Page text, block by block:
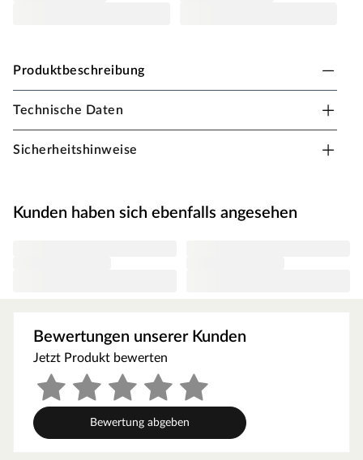
Produktbeschreibung
PROCOVER Universal Übergangsprofil z.B. für
Laminat und Parkett
erhältlich
Technische Daten
Sicherheitshinweise
Kunden haben sich ebenfalls angesehen
Bewertungen unserer Kunden
Jetzt Produkt bewerten
Bewertung abgeben